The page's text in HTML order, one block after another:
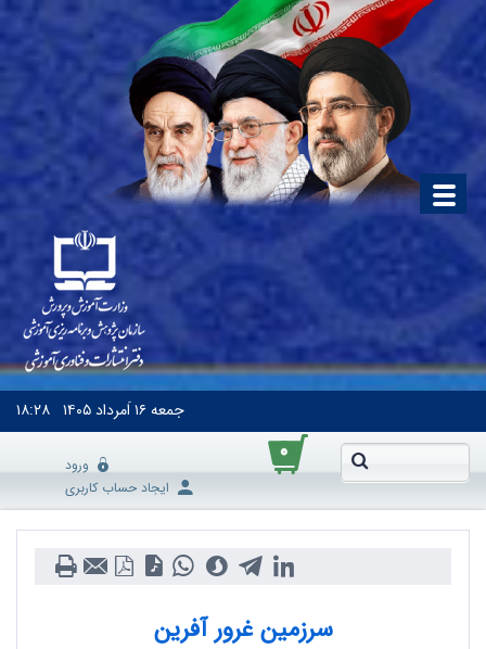
جمعه۱۶ اَمرداد ۱۴۰۵ ۱۸:۲۸
۰
ورود
ایجاد حساب کاربری
سرزمین غرور آفرین